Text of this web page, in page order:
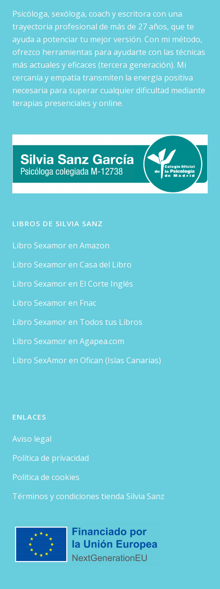
Psicóloga, sexóloga, coach y escritora con una
trayectoria profesional de más de 27 años, que te
ayuda a potenciar tu mejor versión. Con mi método,
ofrezco herramientas para ayudarte con las técnicas
más actuales y eficaces (tercera generación). Mi
cercanía y empatía transmiten la energía positiva
necesaria para superar cualquier dificultad mediante
terapias presenciales y online.
LIBROS DE SILVIA SANZ
Libro Sexamor en Amazon
Libro Sexamor en Casa del Libro
Libro Sexamor en El Corte Inglés
Libro Sexamor en Fnac
Libro Sexamor en Todos tus Libros
Libro Sexamor en Agapea.com
Libro SexAmor en Ofican (Islas Canarias)
ENLACES
Aviso legal
Política de privacidad
Política de cookies
Términos y condiciones tienda Silvia Sanz